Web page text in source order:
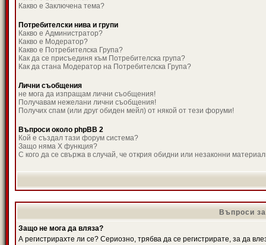
Какво е Заключена тема?
Потребителски нива и групи
Какво е Администратор?
Какво е Модератор?
Какво е Потребителска Група?
Как да се присъединя към Потребителска група?
Как да стана Модератор на Потребителска Група?
Лични съобщения
не мога да изпращам лични съобщения!
Получавам нежелани лични съобщения!
Получих спам (или друг обиден мейл) от някой от тези форуми!
Въпроси около phpBB 2
Кой е създал тази форум система?
Защо няма X функция?
С кого да се свържа в случай, че открия обидни или незаконни
Въпроси
Защо не мога да вляза?
А регистрирахте ли се? Сериозно, трябва да се регистрирате, за да